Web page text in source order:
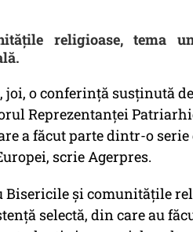
religioase, tema
o conferinţă susţinută
Reprezentanţei
a făcut parte dintr-o serie
scrie Agerpres.
şi comunităţile
selectă, din care au